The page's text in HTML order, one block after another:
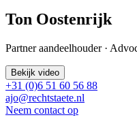
Ton Oostenrijk
Partner aandeelhouder ·
Bekijk video
+31 (0)6 51 60 56 88
ajo@rechtstaete.nl
Neem contact op